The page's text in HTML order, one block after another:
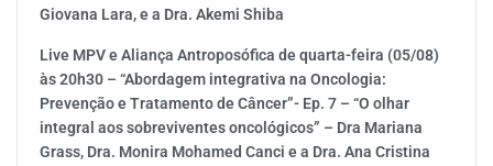
Giovana Lara, e a Dra. Akemi Shiba
Live MPV e Aliança Antroposófica de quarta-feira (05/08)
às 20h30 – “Abordagem integrativa na Oncologia:
Prevenção e Tratamento de Câncer”- Ep. 7 – “O olhar
integral aos sobreviventes oncológicos” – Dra Mariana
Grass, Dra. Monira Mohamed Canci e a Dra. Ana Cristina